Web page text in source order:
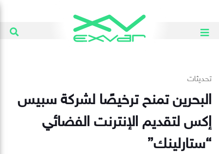
تحديثات
البحرين تمنح ترخيصًا لشركة سبيس
إكس لتقديم الإنترنت الفضائي
“ستارلينك”